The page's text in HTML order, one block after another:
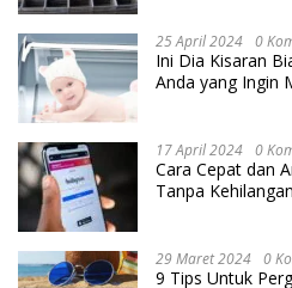
25 April 2024 0
Ini Dia Kisaran
Anda yang Ingin
17 April 2024 0
Cara Cepat dan
Tanpa
29 Maret 2024 0
9 Tips Untuk